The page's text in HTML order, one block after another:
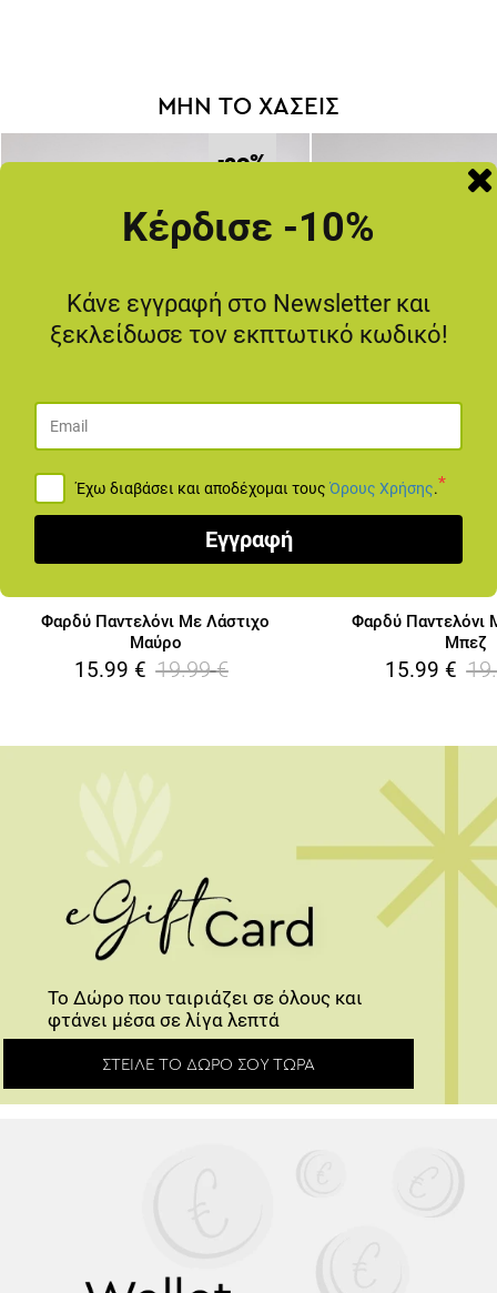
ΜΗΝ ΤΟ ΧΑΣΕΙΣ
-20%
Φαρδύ Παντελόνι Με Λάστιχο
Μαύρο
15.99 € 19.99 €
Φαρδύ Παντελόνι
Μπεζ
15.99 €
Το Δώρο που ταιριάζει σε όλους και φτάνει
μέσα σε λίγα λεπτά
ΣΤΕΊΛΕ ΤΟ ΔΏΡΟ ΣΟΥ ΤΏΡΑ
Κέρδισε -10%
Κάνε εγγραφή στο Newsletter και
ξεκλείδωσε τον εκπτωτικό κωδικό!
Έχω διαβάσει και αποδέχομαι τουςΌρους Χρήσης.*
Εγγραφή